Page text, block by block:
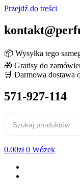
Przejdź do treści
📦 Wysyłka tego
🎁 Gratisy do
🛒 Darmowa dostawa
571-927-114
0.00zł 0 Wózek